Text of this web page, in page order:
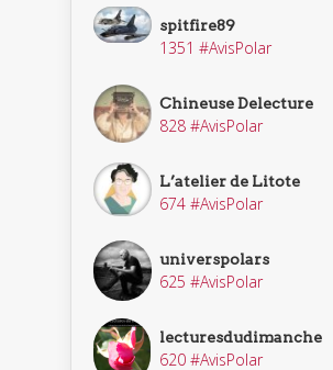
spitfire89
1351 #AvisPolar
Chineuse Delecture
828 #AvisPolar
L’atelier de Litote
674 #AvisPolar
universpolars
625 #AvisPolar
lecturesdudimanche
620 #AvisPolar